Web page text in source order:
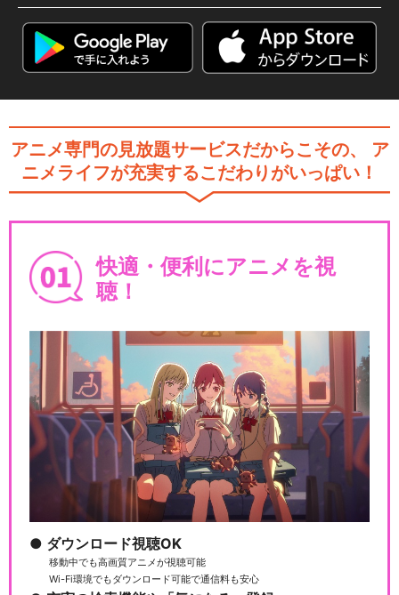
アニメ専門の見放題サービスだからこその、
ア
ニメライフが充実するこだわりがいっぱい！
快適・便利にアニメを視
聴！
ダウンロード視聴OK
移動中でも高画質アニメが視聴可能
Wi-Fi環境でもダウンロード可能で通信料も安心